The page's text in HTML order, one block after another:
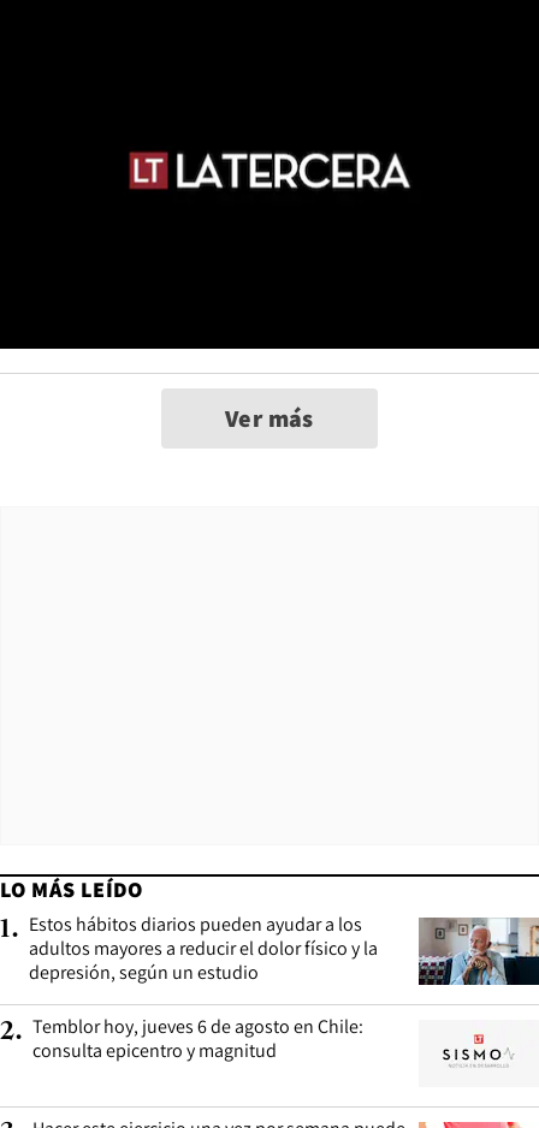
Ver más
LO MÁS LEÍDO
1. Estos hábitos diarios pueden ayudar a los
adultos mayores a reducir el dolor físico y la
depresión, según un estudio
2. Temblor hoy, jueves 6 de agosto en Chile:
consulta epicentro y magnitud